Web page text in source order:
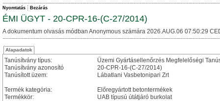
Nyomtatás Bezárás
ÉMI ÜGYT - 20-CPR-16-(C-27/2014)
A dokumentum olvasás módban Anonymous számára 2026.AUG.06 07:50:29
Alapadatok
Tanúsítvány típus:
Üzemi Gyártásellenőrzés Megfelelőségi
Tanúsítvány azonosító
20-CPR-16-(C-27/2014)
Tanúsított üzem:
Lábatlani Vasbetonipari Zrt
Termék kategória:
Előregyártott betontermékek
Termékkör:
UAB típusú útátjáró burkolat